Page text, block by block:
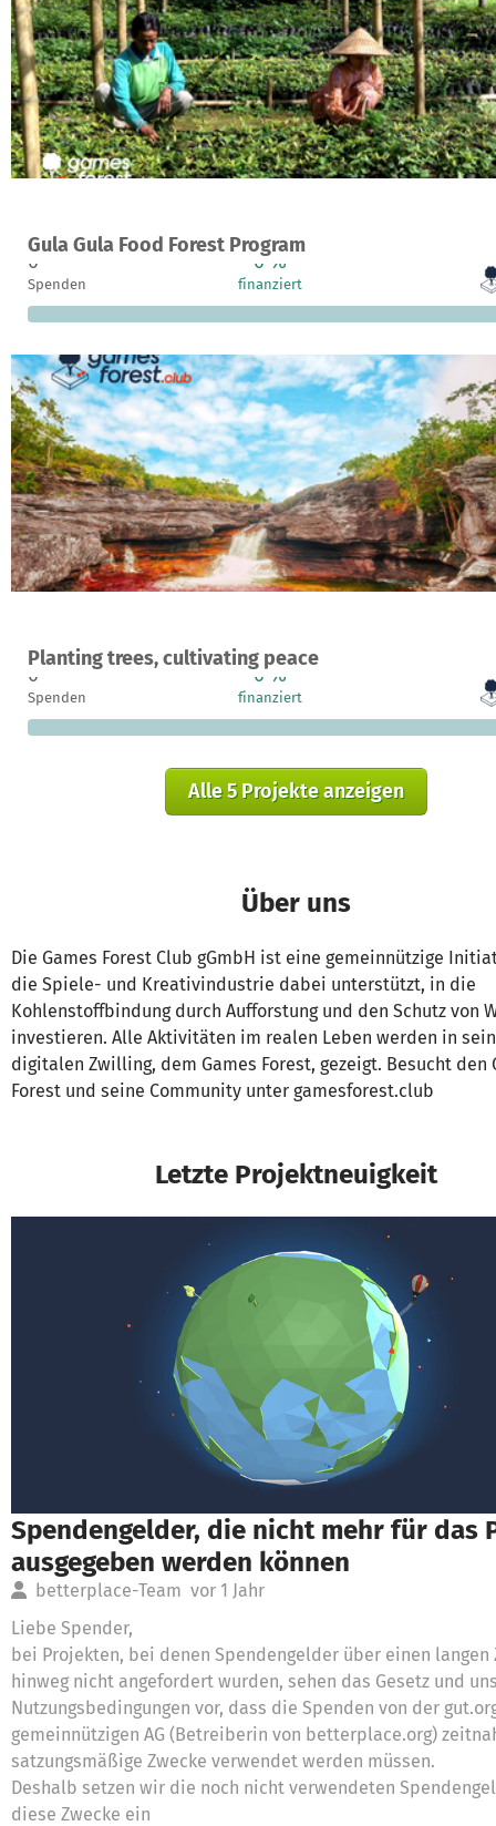
Gula Gula Food Forest Program
Ein Projekt in West Sumatra, Indonesien
0
Spenden
0 %
finanziert
Planting trees, cultivating peace
Ein Projekt in Parque Nacional Natural Serranía de La Macarena,
0
Spenden
0 %
finanziert
Alle 5 Projekte anzeigen
Über uns
Die Games Forest Club gGmbH ist eine gemeinnützige
die Spiele- und Kreativindustrie dabei unterstützt, in die
Kohlenstoffbindung durch Aufforstung und den Schutz von
investieren. Alle Aktivitäten im realen Leben werden in
digitalen Zwilling, dem Games Forest, gezeigt. Besucht den
Forest und seine Community unter gamesforest.club
Letzte Projektneuigkeit
Spendengelder, die nicht mehr für das
ausgegeben werden können
betterplace-Team vor 1 Jahr
Liebe Spender,
bei Projekten, bei denen Spendengelder über einen langen
hinweg nicht angefordert wurden, sehen das Gesetz und
Nutzungsbedingungen vor, dass die Spenden von der
gemeinnützigen AG (Betreiberin von betterplace.org)
satzungsmäßige Zwecke verwendet werden müssen.
Deshalb setzen wir die noch nicht verwendeten
diese Zwecke ein